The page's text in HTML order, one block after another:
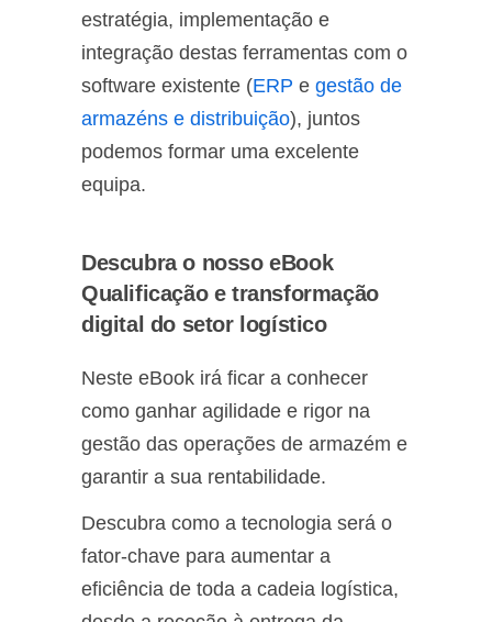
estratégia, implementação e
integração destas ferramentas com o
software existente (ERP e gestão de
armazéns e distribuição), juntos
podemos formar uma excelente
equipa.
Descubra o nosso eBook
Qualificação e transformação
digital do setor logístico
Neste eBook irá ficar a conhecer
como ganhar agilidade e rigor na
gestão das operações de armazém e
garantir a sua rentabilidade.
Descubra como a tecnologia será o
fator-chave para aumentar a
eficiência de toda a cadeia logística,